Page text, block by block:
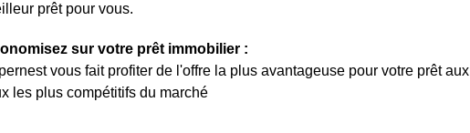
prêt pour vous.
sur votre prêt immobilier :
vous fait profiter de l'offre la plus avantageuse pour votre prêt aux
les plus compétitifs du marché